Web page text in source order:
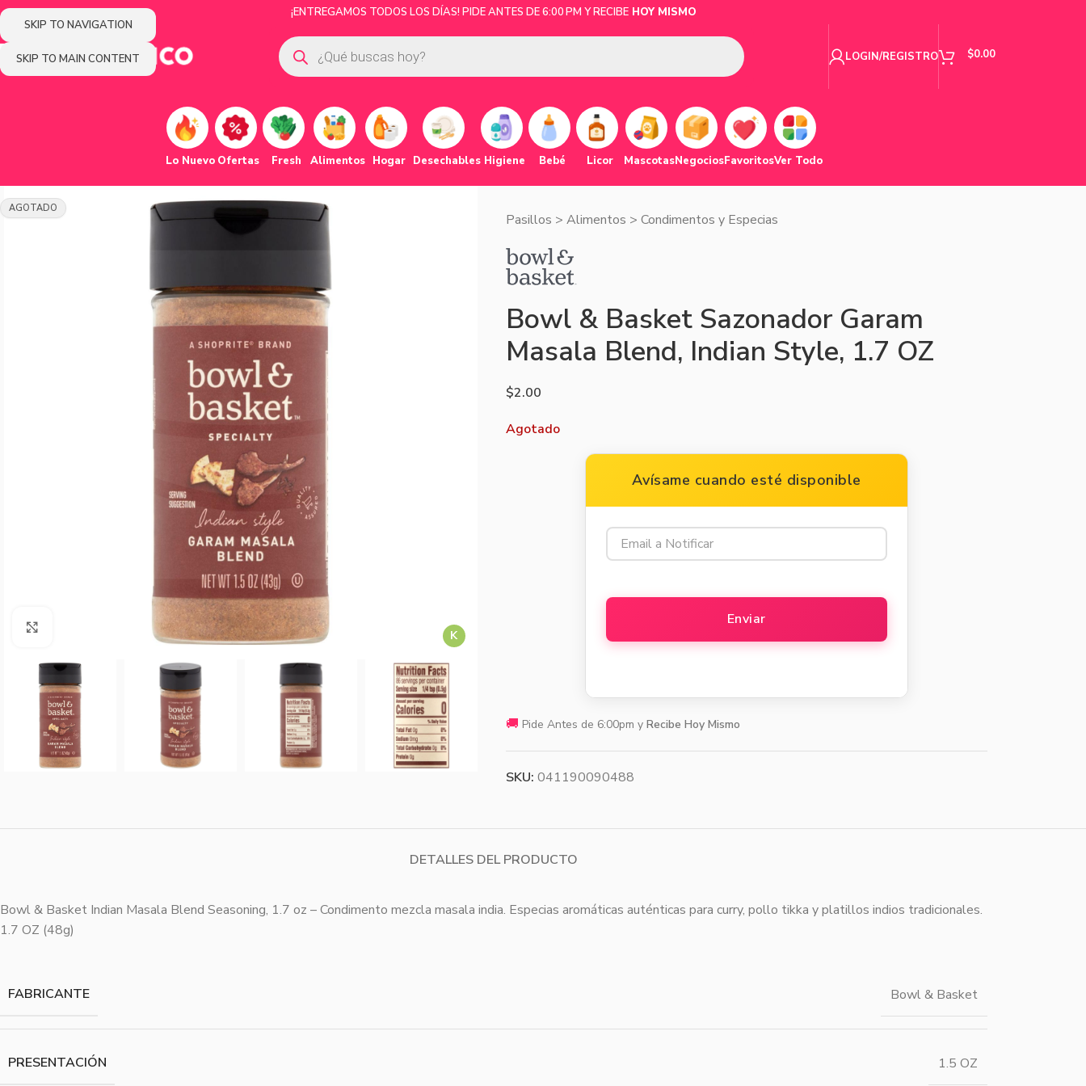
SKIP TO NAVIGATION
SKIP TO MAIN CONTENT
¡ENTREGAMOS TODOS LOS DÍAS! PIDE ANTES DE 6:00 PM Y RECIBE HOY MISMO
LOGIN/REGISTRO $0.00
Lo Nuevo Ofertas Fresh Alimentos Hogar Desechables Higiene Bebé Licor MascotasNegociosFavoritosVer Todo
AGOTADO
K
Pasillos > Alimentos > Condimentos y Especias
Bowl & Basket Sazonador Garam
Masala Blend, Indian Style, 1.7 OZ
$2.00
Agotado
Avísame cuando esté disponible
🚚 Pide Antes de 6:00pm y Recibe Hoy Mismo
SKU: 041190090488
DETALLES DEL PRODUCTO
Bowl & Basket Indian Masala Blend Seasoning, 1.7 oz – Condimento mezcla masala india. Especias aromáticas auténticas para curry, pollo tikka y platillos indios tradicionales.
1.7 OZ (48g)
FABRICANTE Bowl & Basket
PRESENTACIÓN 1.5 OZ